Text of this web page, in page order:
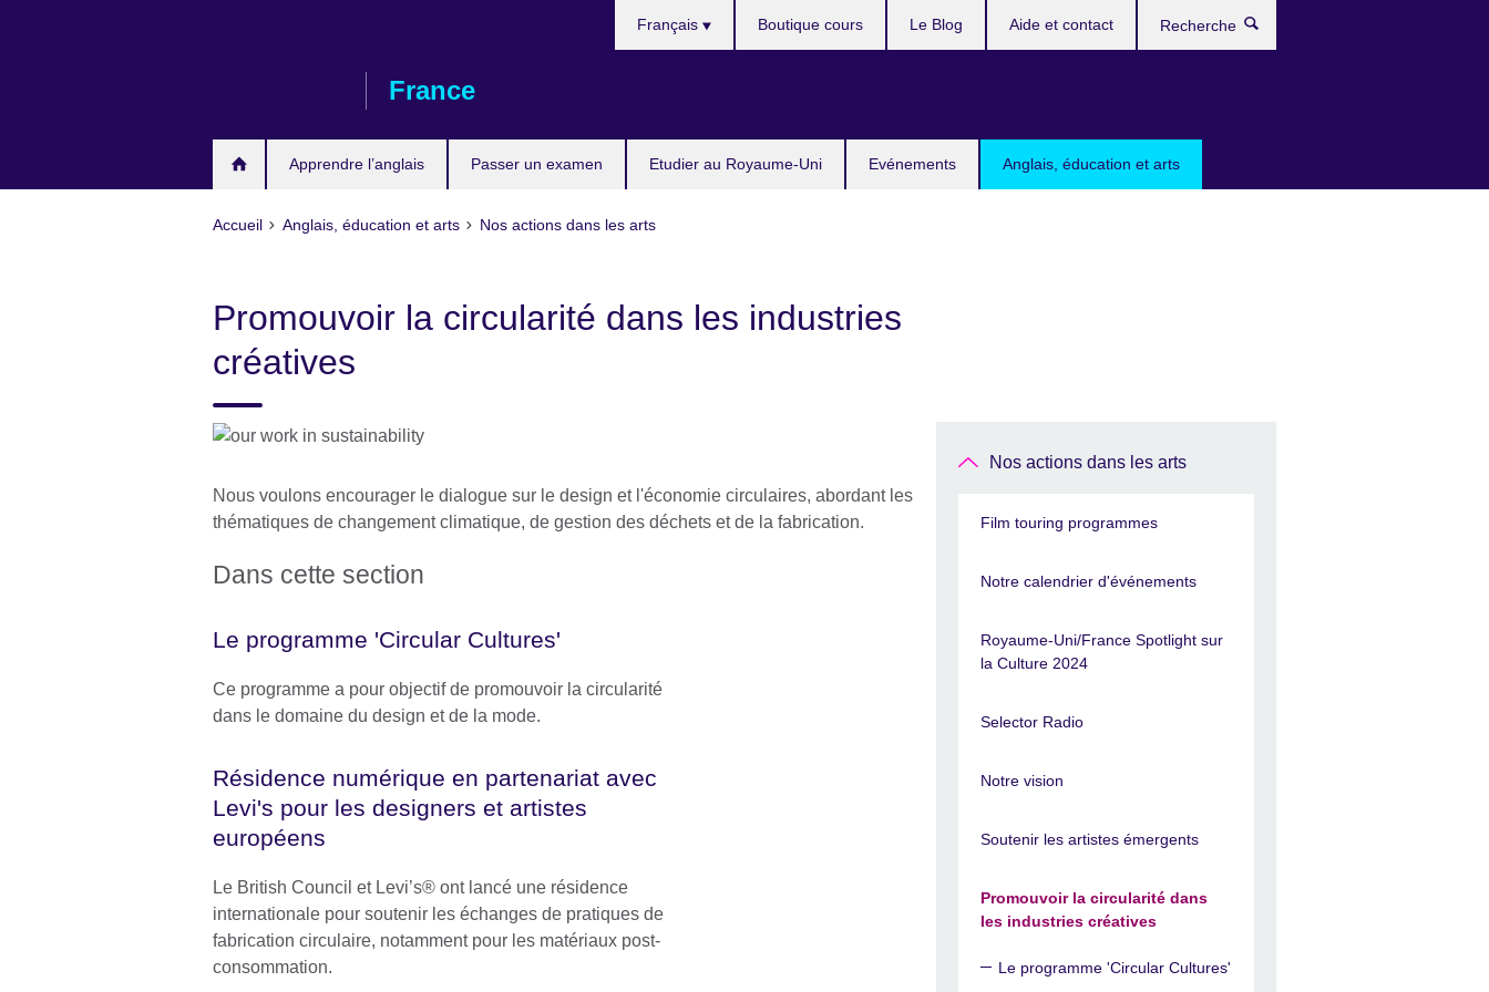
France
Apprendre l’anglais Passer un examen Etudier au Royaume-Uni Evénements Anglais, éducation et arts
Français Boutique cours Le Blog Aide et contact
Accueil Anglais, éducation et arts Nos actions dans les arts
Promouvoir la circularité dans les industries
créatives
Nous voulons encourager le dialogue sur le design et l'économie circulaires, abordant les
thématiques de changement climatique, de gestion des déchets et de la fabrication.
Dans cette section
Le programme 'Circular Cultures'
Ce programme a pour objectif de promouvoir la circularité
dans le domaine du design et de la mode.
Résidence numérique en partenariat avec
Levi's pour les designers et artistes
européens
Le British Council et Levi’s® ont lancé une résidence
internationale pour soutenir les échanges de pratiques de
fabrication circulaire, notamment pour les matériaux post-
consommation.
Nos actions dans les arts
Film touring programmes
Notre calendrier d'événements
Royaume-Uni/France Spotlight sur
la Culture 2024
Selector Radio
Notre vision
Soutenir les artistes émergents
Promouvoir la circularité dans
les industries créatives
Le programme 'Circular Cultures'